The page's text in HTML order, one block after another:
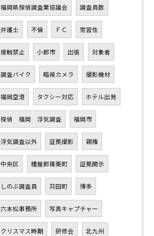
福岡県探偵調査業協議会 調査員数
弁護士 不倫 ＦＣ 常習性
接触禁止 小郡市 出張 対象者
調査バイク 暗視カメラ 撮影機材
福岡空港 タクシー対応 ホテル出発
探偵 福岡 浮気調査 福岡市
浮気調査以外 証拠撮影 親権
中央区 糟屋郡篠栗町 証拠開示
しのぶ調査員 苅田町 博多
六本松事務所 写真キャプチャー
クリスマス時期 研修会 北九州